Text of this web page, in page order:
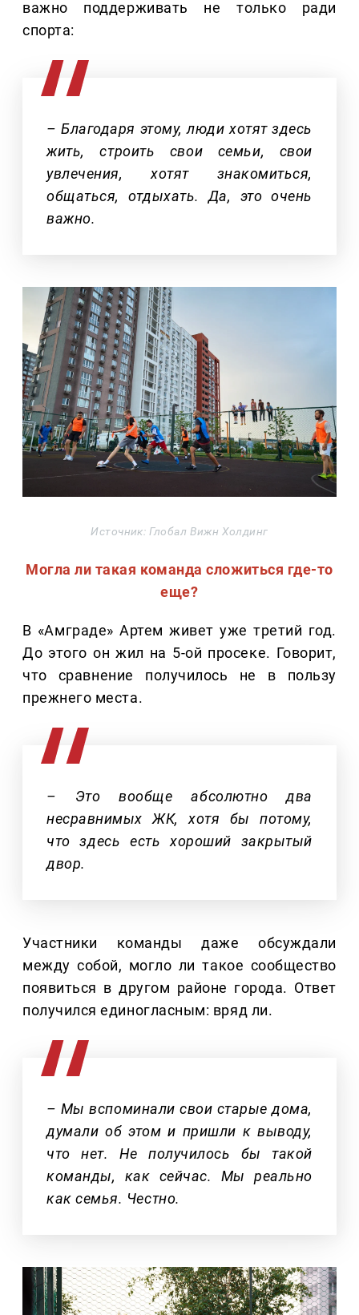
важно поддерживать не только ради
спорта:
– Благодаря этому, люди хотят здесь
жить, строить свои семьи, свои
увлечения, хотят знакомиться,
общаться, отдыхать. Да, это очень
важно.
Источник: Глобал Вижн Холдинг
Могла ли такая команда сложиться где-то
еще?
В «Амграде» Артем живет уже третий год.
До этого он жил на 5-ой просеке. Говорит,
что сравнение получилось не в пользу
прежнего места.
– Это вообще абсолютно два
несравнимых ЖК, хотя бы потому,
что здесь есть хороший закрытый
двор.
Участники команды даже обсуждали
между собой, могло ли такое сообщество
появиться в другом районе города. Ответ
получился единогласным: вряд ли.
– Мы вспоминали свои старые дома,
думали об этом и пришли к выводу,
что нет. Не получилось бы такой
команды, как сейчас. Мы реально
как семья. Честно.